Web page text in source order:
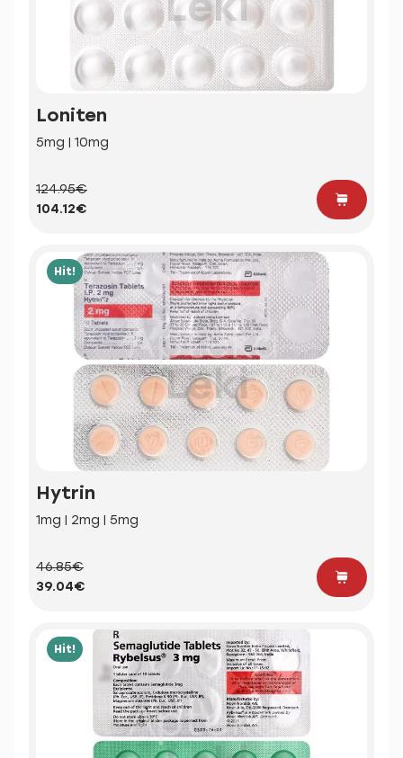
Loniten
5mg | 10mg
124.95€
104.12€
Hit!
Hytrin
1mg | 2mg | 5mg
46.85€
39.04€
Hit!